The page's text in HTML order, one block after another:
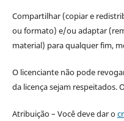
Compartilhar (copiar e
ou formato) e/ou adaptar
material) para qualquer fim,
O licenciante não pode
da licença sejam respeitados.
Atribuição – Você deve dar o